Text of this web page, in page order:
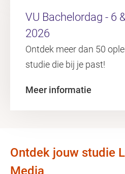
VU Bachelordag - 6
2026
Ontdek meer dan 50
studie die bij je past!
Meer informatie
Ontdek jouw studie
Media